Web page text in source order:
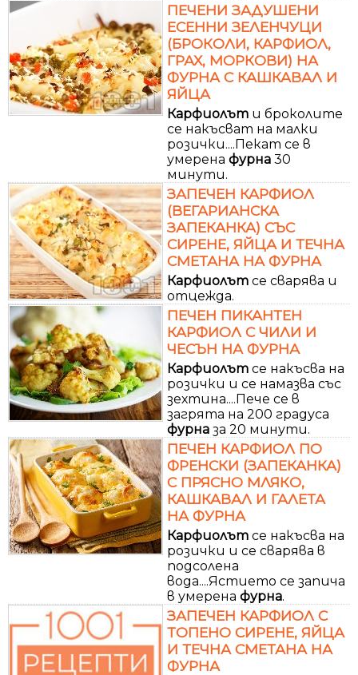
ПЕЧЕНИ ЗАДУШЕНИ
ЕСЕННИ ЗЕЛЕНЧУЦИ
(БРОКОЛИ, КАРФИОЛ,
ГРАХ, МОРКОВИ) НА
ФУРНА С КАШКАВАЛ И
ЯЙЦА
Карфиолът и броколите
се накъсват на малки
розички....Пекат се в
умерена фурна 30
минути.
ЗАПЕЧЕН КАРФИОЛ
(ВЕГАРИАНСКА
ЗАПЕКАНКА) СЪС
СИРЕНЕ, ЯЙЦА И ТЕЧНА
СМЕТАНА НА ФУРНА
Карфиолът се сварява и
отцежда.
ПЕЧЕН ПИКАНТЕН
КАРФИОЛ С ЧИЛИ И
ЧЕСЪН НА ФУРНА
Карфиолът се накъсва на
розички и се намазва със
зехтина....Пече се в
загрята на 200 градуса
фурна за 20 минути.
ПЕЧЕН КАРФИОЛ ПО
ФРЕНСКИ (ЗАПЕКАНКА)
С ПРЯСНО МЛЯКО,
КАШКАВАЛ И ГАЛЕТА
НА ФУРНА
Карфиолът се накъсва на
розички и се сварява в
подсолена
вода....Ястието се запича
в умерена фурна.
ЗАПЕЧЕН КАРФИОЛ С
ТОПЕНО СИРЕНЕ, ЯЙЦА
И ТЕЧНА СМЕТАНА НА
ФУРНА